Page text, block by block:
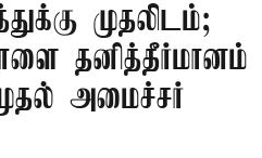
முதலிடம்;
தனித்தீர்மானம்
அமைச்சர்